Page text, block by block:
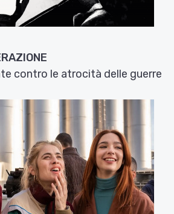
contro le atrocità delle guerre